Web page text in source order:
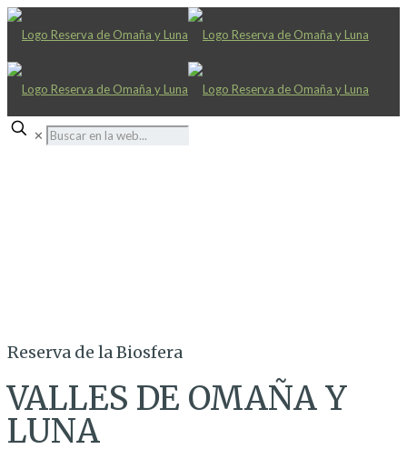
✕
Reserva de la Biosfera
VALLES DE OMAÑA Y
LUNA